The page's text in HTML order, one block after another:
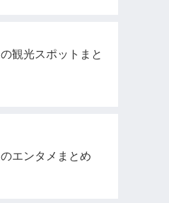
観光スポットまと
エンタメまとめ